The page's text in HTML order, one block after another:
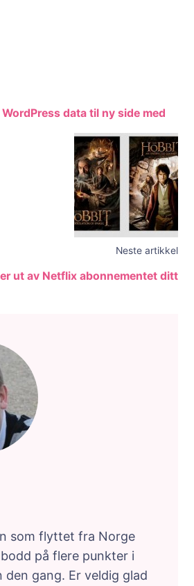
data til ny side med
Neste artikkel
ut av Netflix abonnementet ditt
som flyttet fra Norge
på flere punkter i
den gang. Er veldig glad